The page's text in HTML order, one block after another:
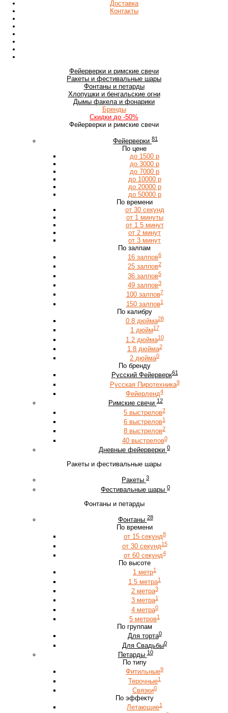
Доставка
Контакты
Фейерверки и римские свечи
Ракеты и фестивальные шары
Фонтаны и петарды
Хлопушки и бенгальские огни
Дымы факела и фонарики
Бренды
Скидки до -50%
Фейерверки и римские свечи
Фейерверки 81
По цене
до 1500 р
до 3000 р
до 7000 р
до 10000 р
до 20000 р
до 50000 р
По времени
от 30 секунд
от 1 минуты
от 1.5 минут
от 2 минут
от 3 минут
По залпам
16 залпов6
25 залпов2
36 залпов5
49 залпов3
100 залпов7
150 залпов1
По калибру
0.8 дюйма28
1 дюйм17
1.2 дюйма10
1.8 дюйма2
2 дюйма0
По бренду
Русский Фейерверк61
Русская Пиротехника9
Фейерленд4
Римские свечи 12
5 выстрелов2
6 выстрелов1
8 выстрелов2
40 выстрелов0
Дневные фейерверки 0
Ракеты и фестивальные шары
Ракеты 3
Фестивальные шары 0
Фонтаны и петарды
Фонтаны 28
По времени
от 15 секунд8
от 30 секунд15
от 60 секунд4
По высоте
1 метр1
1.5 метра1
2 метра3
3 метра1
4 метра0
5 метров1
По группам
Для торта0
Для Свадьбы0
Петарды 10
По типу
Фитильные9
Терочные1
Связки0
По эффекту
Летающие1